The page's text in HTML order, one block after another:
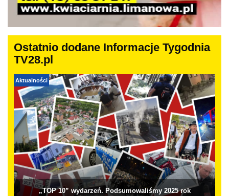
Ostatnio dodane Informacje Tygodnia
TV28.pl
Aktualności
„TOP 10” wydarzeń. Podsumowaliśmy 2025 rok